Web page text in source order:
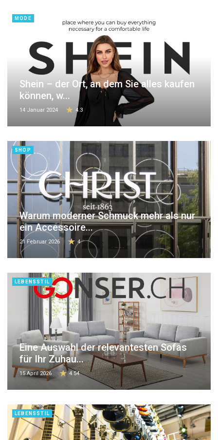
MODE
Shein – der Ort, an dem Sie alles kaufen
können, w...
14 Januar 2024 4.3
SHOP
Warum moderner Schmuck mehr als nur
ein Accessoire...
21 Februar 2026 4
LEBENSSTIL
Eine Auswahl der relevantesten Sofas
für Ihr Zuhau...
15 April 2026 4.54
LEBENSSTIL